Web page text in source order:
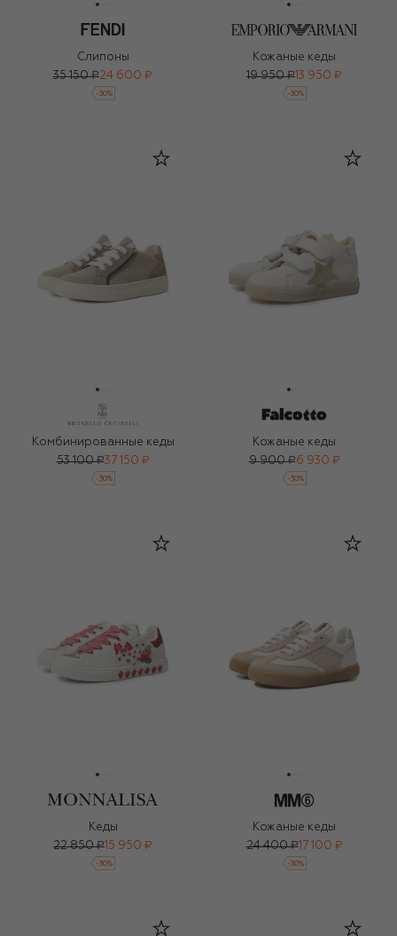
Слипоны
35 150 ₽24 600 ₽
-30%
Кожаные кеды
19 950 ₽ 13 950 ₽
-30%
Комбинированные кеды
53 100 ₽37 150 ₽
-30%
Кожаные кеды
9 900 ₽6 930 ₽
-30%
Кеды
22 850 ₽ 15 950 ₽
-30%
Кожаные кеды
24 400 ₽17 100 ₽
-30%